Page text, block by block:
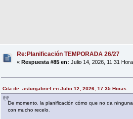
Re:Planificación TEMPORADA 26/27
«Respuesta #85 en: Julio 14, 2026, 11:31
Cita de: asturgabriel en Julio 12, 2026, 17:35 Horas
De momento, la planificación cómo que no da
con mucho recelo.